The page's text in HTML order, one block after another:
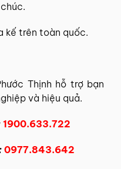
kế trên toàn quốc.
Thịnh hỗ trợ bạn
và hiệu quả.
1900.633.722
0977.843.642